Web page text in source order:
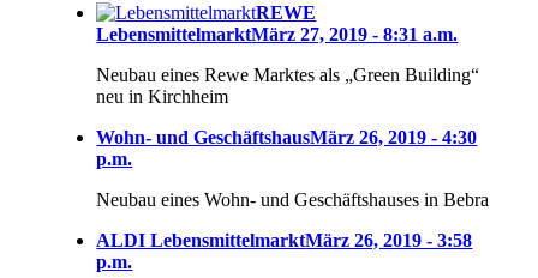
REWE
LebensmittelmarktMärz 27, 2019 - 8:31 a.m.
Neubau eines Rewe Marktes als „Green Building“
neu in Kirchheim
Wohn- und GeschäftshausMärz 26, 2019 - 4:30
p.m.
Neubau eines Wohn- und Geschäftshauses in Bebra
ALDI LebensmittelmarktMärz 26, 2019 - 3:58
p.m.